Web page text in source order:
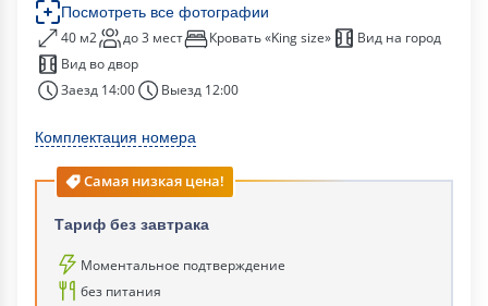
Посмотреть все фотографии
40 м2 до 3 мест Кровать «King size»
Вид на город
Вид во двор
Заезд 14:00
Выезд 12:00
Комплектация номера
Самая низкая цена!
Тариф без завтрака
Моментальное подтверждение
без питания